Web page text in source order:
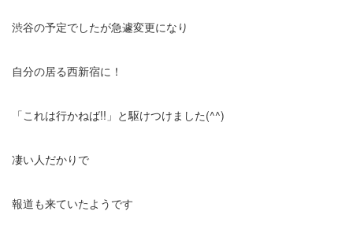
渋谷の予定でしたが急遽変更になり
自分の居る西新宿に！
「これは行かねば!!」と駆けつけました(^^)
凄い人だかりで
報道も来ていたようです